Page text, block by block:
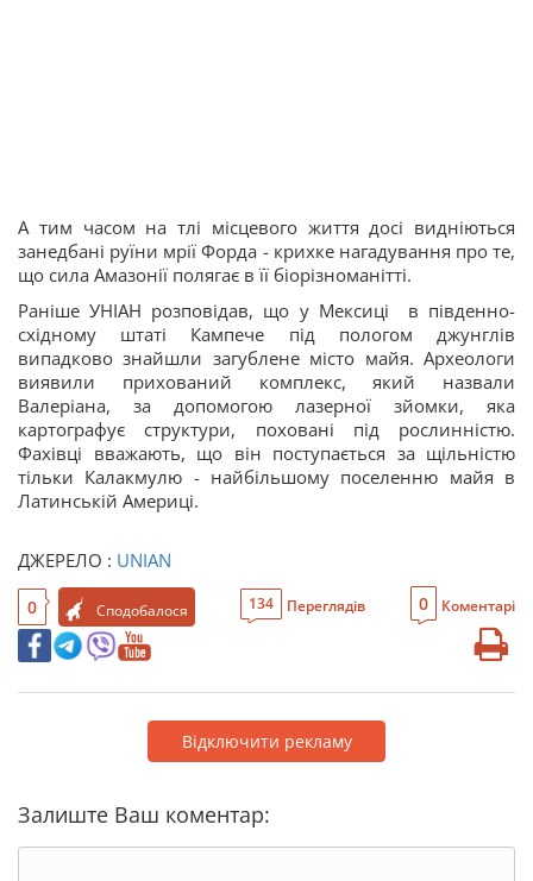
А тим часом на тлі місцевого життя досі видніються
занедбані руїни мрії Форда - крихке нагадування про те,
що сила Амазонії полягає в її біорізноманітті.
Раніше УНІАН розповідав, що у Мексиці в південно-
східному штаті Кампече під пологом джунглів
випадково знайшли загублене місто майя. Археологи
виявили прихований комплекс, який назвали
Валеріана, за допомогою лазерної зйомки, яка
картографує структури, поховані під рослинністю.
Фахівці вважають, що він поступається за щільністю
тільки Калакмулю - найбільшому поселенню майя в
Латинській Америці.
ДЖЕРЕЛО : UNIAN
0 Сподобалося 134 Переглядів 0 Коментарі
Відключити рекламу
Залиште Ваш коментар: